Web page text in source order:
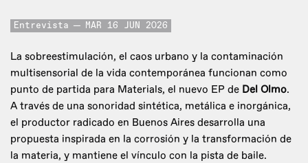
Entrevista MAR 16 JUN 2026
La sobreestimulación, el caos urbano y la contaminación
multisensorial de la vida contemporánea funcionan como
punto de partida para Materials, el nuevo EP de Del Olmo.
A través de una sonoridad sintética, metálica e inorgánica,
el productor radicado en Buenos Aires desarrolla una
propuesta inspirada en la corrosión y la transformación de
la materia, y mantiene el vínculo con la pista de baile.